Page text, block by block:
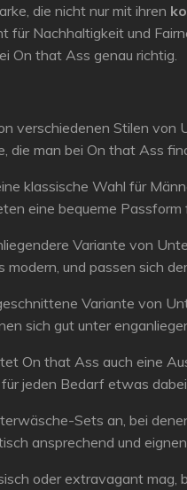
die nicht nur mit ihren
für Nachhaltigkeit und
On that Ass genau richtig.
verschiedenen Stilen von
die man bei On that Ass
klassische Wahl für
eine bequeme Passform
Variante von
und passen sich
Variante von
sich gut unter
On that Ass auch eine
jeden Bedarf etwas dabei.
Sets an, bei
ansprechend und
oder extravagant